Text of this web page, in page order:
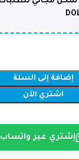
إضافة إلى السلة
اشتري الآن
إشتري عبر واتساب